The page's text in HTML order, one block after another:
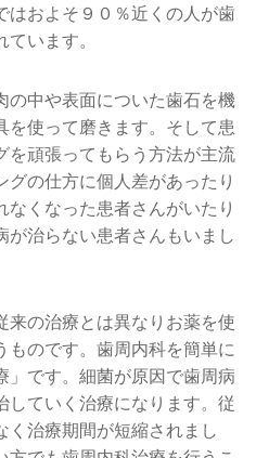
はおよそ９０％近くの人が歯
います。
の中や表面についた歯石を機
を使って磨きます。そして患
を頑張ってもらう方法が主流
の仕方に個人差があったり
くなった患者さんがいたり
が治らない患者さんもいまし
来の治療とは異なりお薬を使
ものです。歯周内科を簡単に
」です。細菌が原因で歯周病
していく治療になります。従
く治療期間が短縮されまし